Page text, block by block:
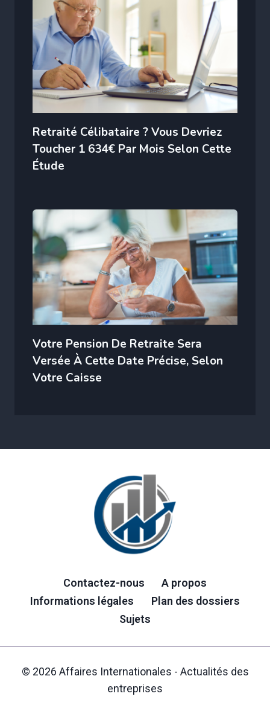
Retraité Célibataire ? Vous Devriez
Toucher 1 634€ Par Mois Selon Cette
Étude
Votre Pension De Retraite Sera
Versée À Cette Date Précise, Selon
Votre Caisse
Contactez-nous
A propos
Informations légales
Plan des dossiers
Sujets
© 2026 Affaires Internationales - Actualités des
entreprises